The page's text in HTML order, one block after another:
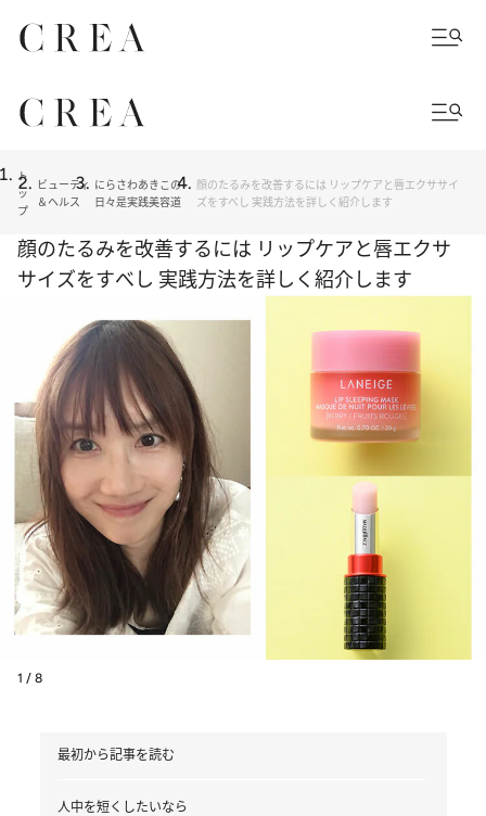
ト
ッ
プ
ビューティ
＆ヘルス
にらさわあきこの
日々是実践美容道
顔のたるみを改善するには リップケアと唇エクササイ
ズをすべし 実践方法を詳しく紹介します
顔のたるみを改善するには リップケアと唇エクサ
サイズをすべし 実践方法を詳しく紹介します
1 / 8
最初から記事を読む
人中を短くしたいなら